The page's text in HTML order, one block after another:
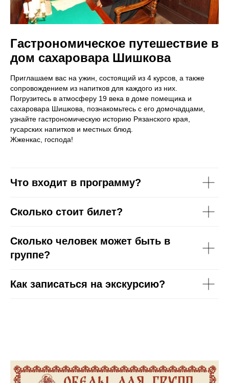
Гастрономическое путешествие в
дом сахаровара Шишкова
Приглашаем вас на ужин, состоящий из 4 курсов, а также
сопровождением из напитков для каждого из них.
Погрузитесь в атмосферу 19 века в доме помещика и
сахаровара Шишкова, познакомьтесь с его домочадцами,
узнайте гастрономическую историю Рязанского края,
гусарских напитков и местных блюд.
Жженкас, господа!
Что входит в программу?
Сколько стоит билет?
Сколько человек может быть в
группе?
Как записаться на экскурсию?